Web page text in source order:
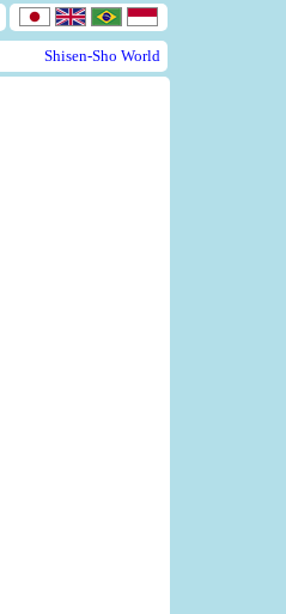
Shisen-Sho World